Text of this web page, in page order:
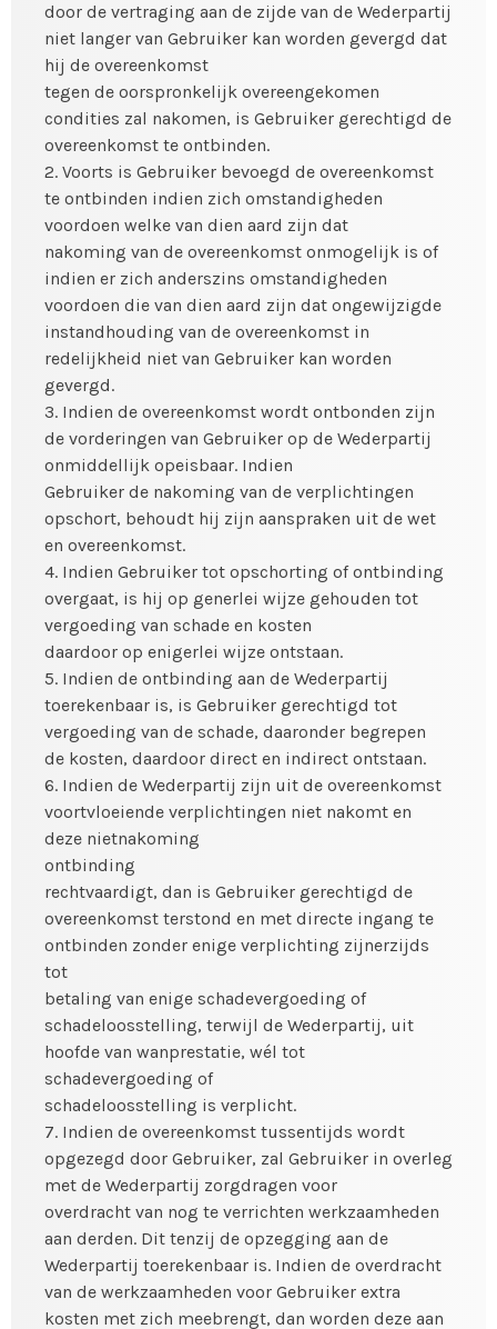
door de vertraging aan de zijde van de Wederpartij
niet langer van Gebruiker kan worden gevergd dat
hij de overeenkomst
tegen de oorspronkelijk overeengekomen
condities zal nakomen, is Gebruiker gerechtigd de
overeenkomst te ontbinden.
2. Voorts is Gebruiker bevoegd de overeenkomst
te ontbinden indien zich omstandigheden
voordoen welke van dien aard zijn dat
nakoming van de overeenkomst onmogelijk is of
indien er zich anderszins omstandigheden
voordoen die van dien aard zijn dat ongewijzigde
instandhouding van de overeenkomst in
redelijkheid niet van Gebruiker kan worden
gevergd.
3. Indien de overeenkomst wordt ontbonden zijn
de vorderingen van Gebruiker op de Wederpartij
onmiddellijk opeisbaar. Indien
Gebruiker de nakoming van de verplichtingen
opschort, behoudt hij zijn aanspraken uit de wet
en overeenkomst.
4. Indien Gebruiker tot opschorting of ontbinding
overgaat, is hij op generlei wijze gehouden tot
vergoeding van schade en kosten
daardoor op enigerlei wijze ontstaan.
5. Indien de ontbinding aan de Wederpartij
toerekenbaar is, is Gebruiker gerechtigd tot
vergoeding van de schade, daaronder begrepen
de kosten, daardoor direct en indirect ontstaan.
6. Indien de Wederpartij zijn uit de overeenkomst
voortvloeiende verplichtingen niet nakomt en
deze nietnakoming
ontbinding
rechtvaardigt, dan is Gebruiker gerechtigd de
overeenkomst terstond en met directe ingang te
ontbinden zonder enige verplichting zijnerzijds
tot
betaling van enige schadevergoeding of
schadeloosstelling, terwijl de Wederpartij, uit
hoofde van wanprestatie, wél tot
schadevergoeding of
schadeloosstelling is verplicht.
7. Indien de overeenkomst tussentijds wordt
opgezegd door Gebruiker, zal Gebruiker in overleg
met de Wederpartij zorgdragen voor
overdracht van nog te verrichten werkzaamheden
aan derden. Dit tenzij de opzegging aan de
Wederpartij toerekenbaar is. Indien de overdracht
van de werkzaamheden voor Gebruiker extra
kosten met zich meebrengt, dan worden deze aan